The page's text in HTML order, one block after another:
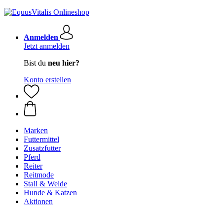
Anmelden
Jetzt anmelden
Bist du neu hier?
Konto erstellen
Marken
Futtermittel
Zusatzfutter
Pferd
Reiter
Reitmode
Stall & Weide
Hunde & Katzen
Aktionen